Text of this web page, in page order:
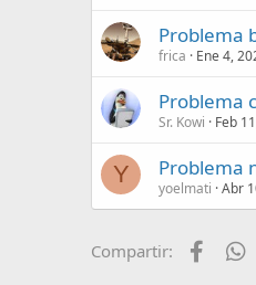
Problema
frica Ene 4,
Problema
Sr. Kowi Feb
Y Problema
yoelmati Abr
Compartir: